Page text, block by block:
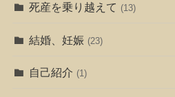
死産を乗り越えて (13)
結婚、妊娠 (23)
自己紹介 (1)